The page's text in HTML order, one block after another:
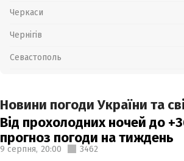
Черкаси
Чернігів
Севастополь
Новини погоди України та
Від прохолодних ночей до
прогноз погоди на тиждень
9 серпня, 20:00 3462